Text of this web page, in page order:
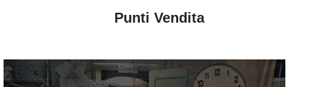
Punti Vendita